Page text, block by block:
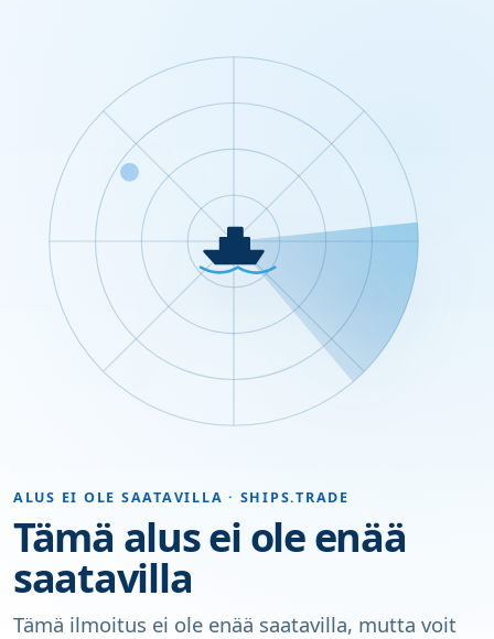
ALUS EI OLE SAATAVILLA · SHIPS.TRADE
Tämä alus ei ole enää
saatavilla
Tämä ilmoitus ei ole enää saatavilla, mutta voit